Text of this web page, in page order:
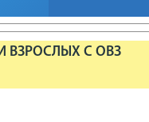
ВЗРОСЛЫХ С ОВЗ